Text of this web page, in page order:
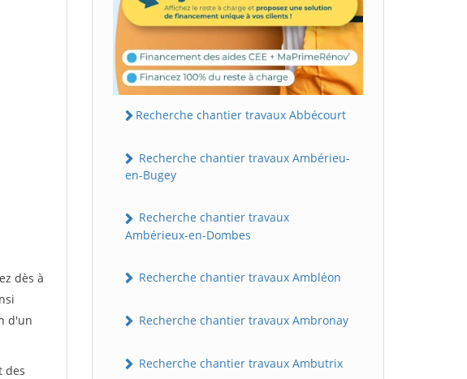
dès à
d'un
des
Recherche chantier travaux Abbécourt
Recherche chantier travaux Ambérieu-
en-Bugey
Recherche chantier travaux
Ambérieux-en-Dombes
Recherche chantier travaux Ambléon
Recherche chantier travaux Ambronay
Recherche chantier travaux Ambutrix